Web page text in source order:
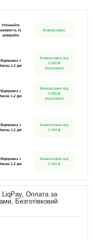
Уточнюйте
наявність та
забирайте
Безкоштовно
Відправка з
Києва 1-2 дні
Безкоштовно від
3 000 ₴
(поштомат)
Відправка з
Києва 1-2 дні
Безкоштовно від
3 000 ₴
(поштомат)
Відправка з
Києва 1-2 дні
Безкоштовно від
2 000 ₴
Відправка з
Києва 1-2 дні
Безкоштовно від
2 000 ₴
LiqPay, Оплата за
Безготівковий